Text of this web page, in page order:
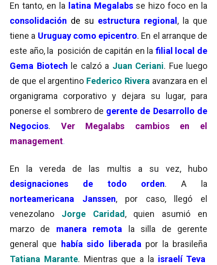
En tanto, en la latina Megalabs se hizo foco en la
consolidación de su estructura regional , la que
tiene a Uruguay como epicentro. En el arranque de
este año, la posición de capitán en la filial local de
Gema Biotech le calzó a Juan Ceriani. Fue luego
de que el argentino Federico Rivera avanzara en el
organigrama corporativo y dejara su lugar, para
ponerse el sombrero de gerente de Desarrollo de
Negocios. Ver Megalabs cambios en el
management.
En la vereda de las multis a su vez, hubo
designaciones de todo orden. A la
norteamericana Janssen, por caso, llegó el
venezolano Jorge Caridad , quien asumió en
marzo de manera remota la silla de gerente
general que
había sido liberada por la brasileña
Tatiana Marante. Mientras que a la israelí Teva